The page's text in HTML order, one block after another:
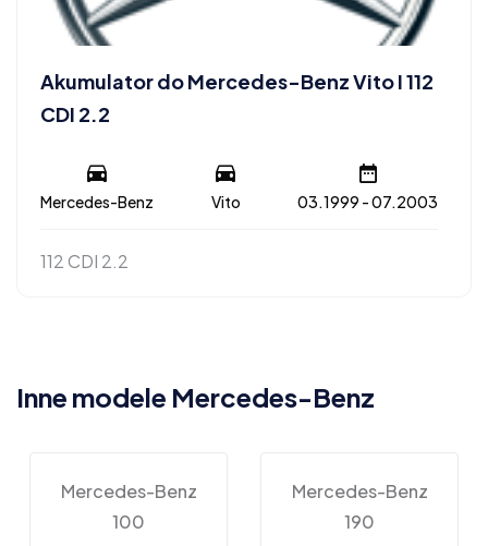
Akumulator do Mercedes-Benz Vito I 112
CDI 2.2
Mercedes-Benz Vito 03.1999 - 07.2003
112 CDI 2.2
Inne modele Mercedes-Benz
Mercedes-Benz
100
Mercedes-Benz
190